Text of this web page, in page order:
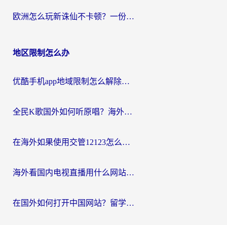
欧洲怎么玩新诛仙不卡顿？一份给海外游子的国服游戏畅玩指南
地区限制怎么办
优酷手机app地域限制怎么解除？海外党亲测有效的追剧方案
全民K歌国外如何听原唱？海外党亲测有效的回国加速器选择指南
在海外如果使用交管12123怎么处理？留学生亲测有效的回国加速方案
海外看国内电视直播用什么网站比较好？一篇解决你所有追剧难题的实用指南
在国外如何打开中国网站？留学生与海外华人的无缝访问指南